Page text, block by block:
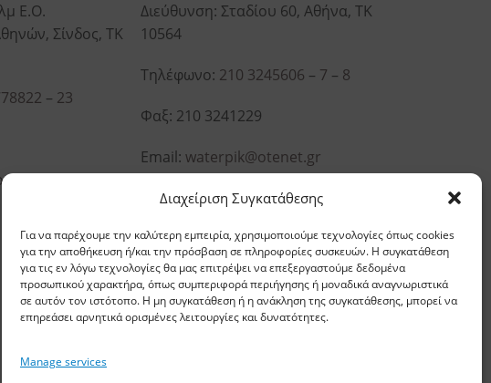
Διαχείριση Συγκατάθεσης
Για να παρέχουμε την καλύτερη εμπειρία, χρησιμοποιούμε τεχνολογίες όπως cookies
για την αποθήκευση ή/και την πρόσβαση σε πληροφορίες συσκευών. Η συγκατάθεση
για τις εν λόγω τεχνολογίες θα μας επιτρέψει να επεξεργαστούμε δεδομένα
προσωπικού χαρακτήρα, όπως συμπεριφορά περιήγησης ή μοναδικά αναγνωριστικά
σε αυτόν τον ιστότοπο. Η μη συγκατάθεση ή η ανάκληση της συγκατάθεσης, μπορεί να
επηρεάσει αρνητικά ορισμένες λειτουργίες και δυνατότητες.
Manage services
Ε.Ο.
Σίνδος, ΤΚ
– 23
Διεύθυνση: Σταδίου 60, Αθήνα, ΤΚ
10564
Τηλέφωνο: 210 3245606 – 7 – 8
Φαξ: 210 3241229
Email:waterpik@otenet.gr